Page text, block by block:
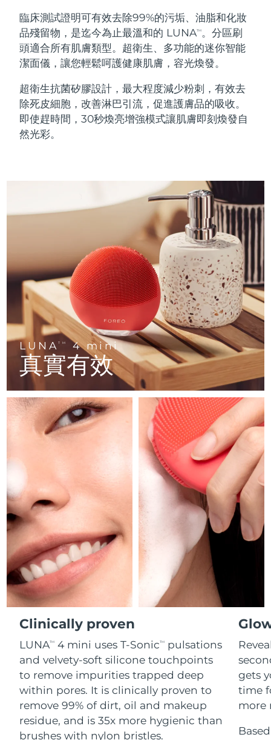
臨床測試證明可有效去除99%的污垢、油脂和化妝
品殘留物，是迄今為止最溫和的 LUNATM 。分區刷
頭適合所有肌膚類型。超衛生、多功能的迷你智能
潔面儀，讓您輕鬆呵護健康肌膚，容光煥發。
超衛生抗菌矽膠設計，最大程度減少粉刺，有效去
除死皮細胞，改善淋巴引流，促進護膚品的吸收。
即使趕時間，30秒煥亮增強模式讓肌膚即刻煥發自
然光彩。
LUNATM 4 mini
真實有效
Clinically proven
LUNATM 4 mini uses T-SonicTM
pulsations
and velvety-soft silicone touchpoints
to remove impurities trapped deep
within pores. It is clinically proven to
remove 99% of dirt, oil and makeup
residue, and is 35x more hygienic than
brushes with nylon bristles.
gets
time
more
LUNA™ 4 套裝
Anti-aging massage
LUNA™ 4 Plus
Massage, LED heating
LUNA™ 4 mini
For young skin, T-zone
LUNA™ 4 go
For travel or gym bag
LUNA™護膚
Premium cleansers & balm
LUNA™ 設備
All facial cleansing devices
BEAR™ 2 套裝
Microcurrent toning
BEAR™ 2 go
Microcurrent toning on-the-go
面部提拉護理
Premium anti-aging skincare
BEAR™ 設備
All premium facelift devices
補水保濕
UFO™ 3 套裝
Deep facial hydration
UFO™ 3 mini
Red light therapy device for young skin
UFO™ 3 go
Portable red light therapy
面膜
Rejuvenation & hydration
UFO™ 設備
All deep facial hydration devices
口腔護理
issa™ 4
Hybrid silicone sonic toothbrush
issa™ 4 smile
Hybrid silicone sonic toothbrush
issa™ 4 baby
For ages 0-3
issa™ Teeth Whitening Set
Dual LED + sonic device & 18% PAP gel
ISSA™ 設備
All silicone sonic toothbrushes
FAQ™ 抗老護理
FAQ™ 101
Clinical anti-aging
FAQ™ 102
Advanced clinical anti-aging
FAQ™ 103
Luxurious clinical anti-aging set
FAQ™ P1 Primer
Manuka honey primer
FAQ™護膚品
All FAQ™ skincare
FAQ™產品
All anti-aging treatments
FAQ™ 201
FAQ™ 202
LED mask
FAQ™ 211
Anti-aging neck & décolleté LED mask
FAQ™ 221
Anti-aging LED hand mask
FAQ™護膚品
All FAQ™ skincare
FAQ™產品
All LED treatments
FAQ™ 301
LED hair strengthening scalp massager
FAQ™ Scalp Serum
Scalp recovery probiotic serum
FAQ™護膚品
All FAQ™ skincare
FAQ™產品
All hair treatments
肌膚年輕化
NEW
FAQ™ 501
Full-Spectrum Red Light Therapy
FAQ™ 502
Full-Spectrum Red Light Therapy
FAQ™ Red Light Serum
FAQ™ skincare
All FAQ™ skincare
FAQ™ products
All toning treatments
保健品
NEW
專業治療
脫毛
PEACH™ 2 Pro Max
Professional IPL hair removal device
PEACH™ 2
IPL hair removal
PEACH™ 2 go
Travel-friendly IPL hair removal
PEACH™ Cooling Prep Gel
Cooling IPL hair removal gel
身體護理
BEAR™ 2 body
Microcurrent body toning
LUNA™ 4 body
Massaging body brush
SUPERCHARGED™ serum
Firming body serum
痘肌護理
ESPADA™ 2 plus
Recurring acne LED therapy
ESPADA™ 2
Acne treatment device
ESPADA™ Blemish Solution
Concentrated acne gel
ESPADA™ 設備
All acne treatment devices
眼部護理
BEAR™ 2 eyes & lips
Microcurrent line smoothing device
IRIS™ 2
Rejuvenating eye massager
眼部護膚
Advanced eye care treatment
眼部護理設備
All revitalizing eye massagers
毛孔護理
KIWI™ derma
Diamond microdermabrasion .
KIWI™
Blackhead remover
KIWI™ 皮肤护理
LUNA™ 4 hair
2-in-1 LED scalp massager
FLIP™ play advanced
LED light hairbrush
LUNA™ Dual-Peptide Scalp
Serum
牙齒美白
NEW
issa™ Teeth Whitening Set
Dual LED + sonic device & 18% PAP gel
issa™ Teeth Whitening Gel
更多的
百慕達 預計送達日期8/14/26
波士尼亞與赫塞哥維納 預計送達日期
汶萊 預計送達日期8/13/26
保加利亞 預計送達日期8/8/26
加拿大
預計送達日期8/8/26
預計送達日期8/12/26
克羅埃西亞 預計送達日期 8/8/26
賽普勒斯 預計送達日期8/9/26
捷克 預計送達日期8/8/26
丹麥 預計送達日期8/8/26
愛沙尼亞 預計送達日期
芬蘭 預計送達日期8/8/26
法國 預計送達日期 8/8/26
預計送達日期8/12/26
德國 預計送達日期 8/8/26
直布羅陀 預計送達日期 8/12/26
希臘 預計送達日期 8/8/26
中國香港特別行政區 預計送達日期
匈牙利 預計送達日期
冰島 8/9/26
印尼 預計送達日期 8/6/26
愛爾蘭 8/8/26
曼島 預計送達日期